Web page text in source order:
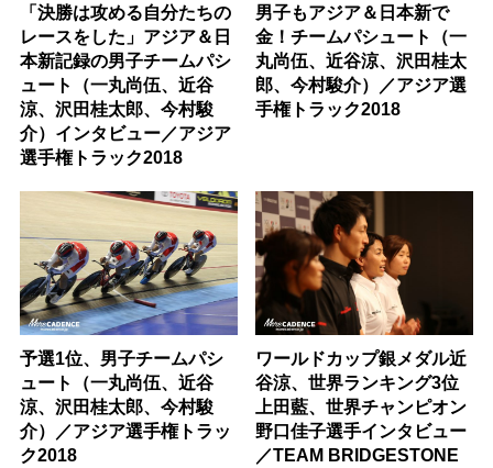
「決勝は攻める自分たちの
レースをした」アジア＆日
本新記録の男子チームパシ
ュート（一丸尚伍、近谷
涼、沢田桂太郎、今村駿
介）インタビュー／アジア
選手権トラック2018
男子もアジア＆日本新で
金！チームパシュート（一
丸尚伍、近谷涼、沢田桂太
郎、今村駿介）／アジア選
手権トラック2018
予選1位、男子チームパシ
ュート（一丸尚伍、近谷
涼、沢田桂太郎、今村駿
介）／アジア選手権トラッ
ク2018
ワールドカップ銀メダル近
谷涼、世界ランキング3位
上田藍、世界チャンピオン
野口佳子選手インタビュー
／TEAM BRIDGESTONE